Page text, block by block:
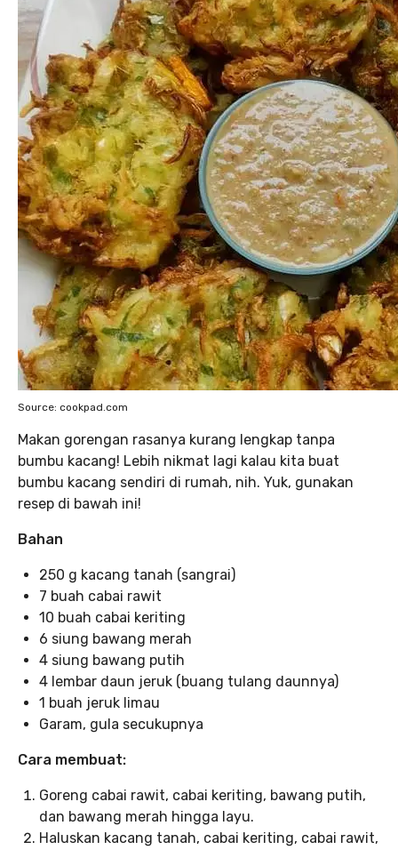
Source: cookpad.com
Makan gorengan rasanya kurang lengkap tanpa
bumbu kacang! Lebih nikmat lagi kalau kita buat
bumbu kacang sendiri di rumah, nih. Yuk, gunakan
resep di bawah ini!
Bahan
250 g kacang tanah (sangrai)
7 buah cabai rawit
10 buah cabai keriting
6 siung bawang merah
4 siung bawang putih
4 lembar daun jeruk (buang tulang daunnya)
1 buah jeruk limau
Garam, gula secukupnya
Cara membuat:
Goreng cabai rawit, cabai keriting, bawang putih,
dan bawang merah hingga layu.
Haluskan kacang tanah, cabai keriting, cabai rawit,